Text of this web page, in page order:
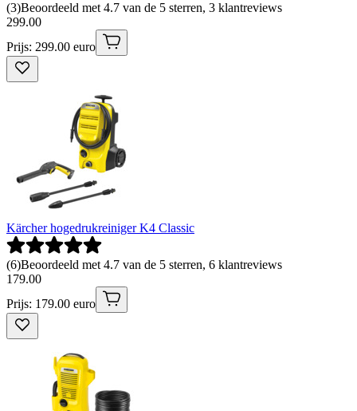
(3)Beoordeeld met 4.7 van de 5 sterren, 3 klantreviews
299.00
Prijs: 299.00 euro
Kärcher hogedrukreiniger K4 Classic
(6)Beoordeeld met 4.7 van de 5 sterren, 6 klantreviews
179.00
Prijs: 179.00 euro